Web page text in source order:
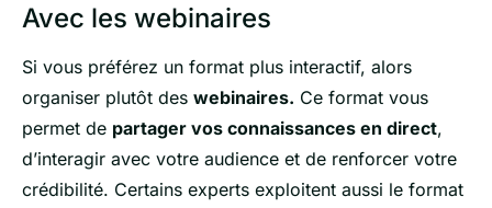
Avec les webinaires
Si vous préférez un format plus interactif, alors
organiser plutôt des webinaires. Ce format vous
permet de partager vos connaissances en direct,
d’interagir avec votre audience et de renforcer votre
crédibilité. Certains experts exploitent aussi le format